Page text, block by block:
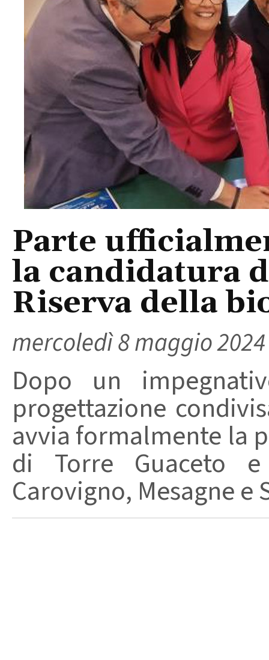
Parte
la candidatura
Riserva della
mercoledì 8 maggio 2024
Dopo un
progettazione
avvia formalmente la
di Torre Guaceto
Carovigno, Mesagne e